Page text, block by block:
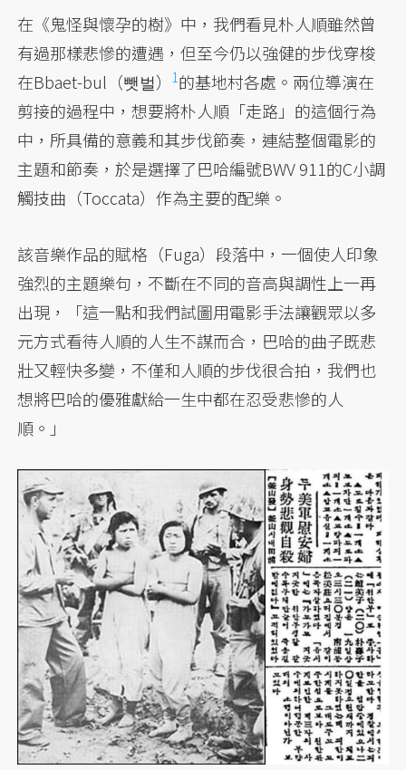
在《鬼怪與懷孕的樹》中，我們看見朴人順雖然曾
有過那樣悲慘的遭遇，但至今仍以強健的步伐穿梭
在Bbaet-bul（뺏벌）1的基地村各處。兩位導演在
剪接的過程中，想要將朴人順「走路」的這個行為
中，所具備的意義和其步伐節奏，連結整個電影的
主題和節奏，於是選擇了巴哈編號BWV 911的C小調
觸技曲（Toccata）作為主要的配樂。
該音樂作品的賦格（Fuga）段落中，一個使人印象
強烈的主題樂句，不斷在不同的音高與調性上一再
出現，「這一點和我們試圖用電影手法讓觀眾以多
元方式看待人順的人生不謀而合，巴哈的曲子既悲
壯又輕快多變，不僅和人順的步伐很合拍，我們也
想將巴哈的優雅獻給一生中都在忍受悲慘的人
順。」